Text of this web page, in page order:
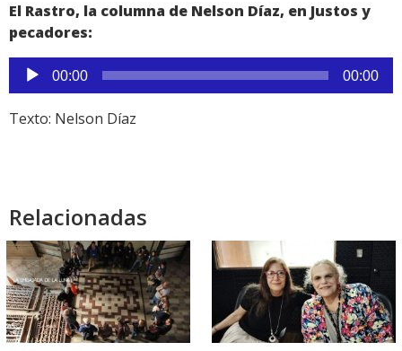
El Rastro, la columna de Nelson Díaz, en Justos y
pecadores:
Reproductor
de
audio
00:00 00:00
Texto: Nelson Díaz
Relacionadas